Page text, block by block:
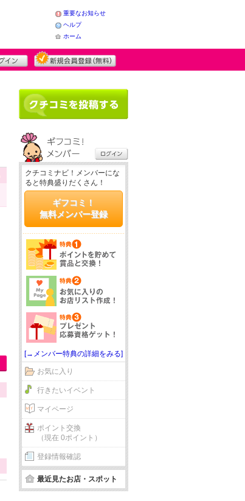
重要なお知らせ
ヘルプ
ホーム
クチコミナビ！メンバーにな
ると特典盛りだくさん！
ギフコミ！
無料メンバー登録
[→メンバー特典の詳細をみる]
お気に入り
行きたいイベント
マイページ
ポイント交換
（現在 0ポイント）
登録情報確認
最近見たお店・スポット